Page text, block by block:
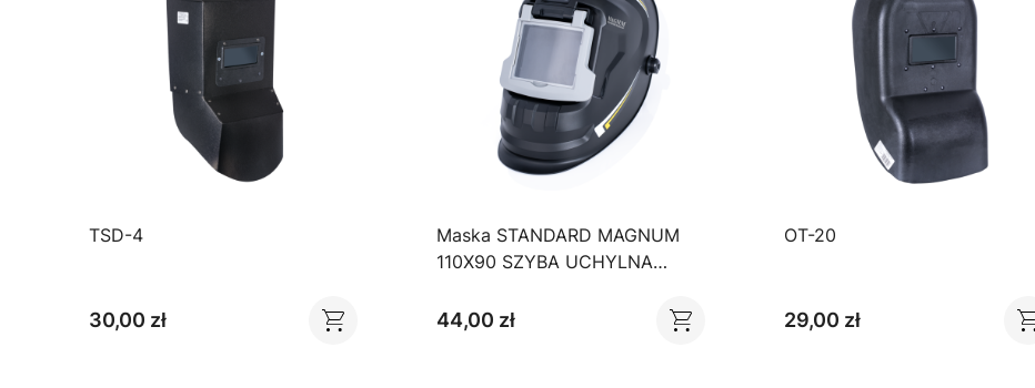
TSD-4
30,00 zł
Maska STANDARD MAGNUM
110X90 SZYBA UCHYLNA
44,00 zł
OT-20
29,00 zł